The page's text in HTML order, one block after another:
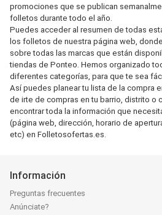
promociones que se publican
folletos durante todo el año.
Puedes acceder al resumen de todas
los folletos de nuestra página web,
sobre todas las marcas que están
tiendas de Ponteo. Hemos organizado
diferentes categorías, para que te sea
Así puedes planear tu lista de la compra
de irte de compras en tu barrio, distrito o
encontrar toda la información que
(página web, dirección, horario de
etc) en Folletosofertas.es.
Información
Preguntas frecuentes
Anúnciate?